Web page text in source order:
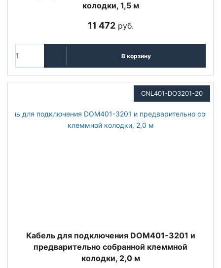
колодки, 1,5 м
11 472руб.
В корзину
CNL401-DO3201-20
Кабель для подключения DOM401-3201 и
предварительно собранной клеммной
колодки, 2,0 м